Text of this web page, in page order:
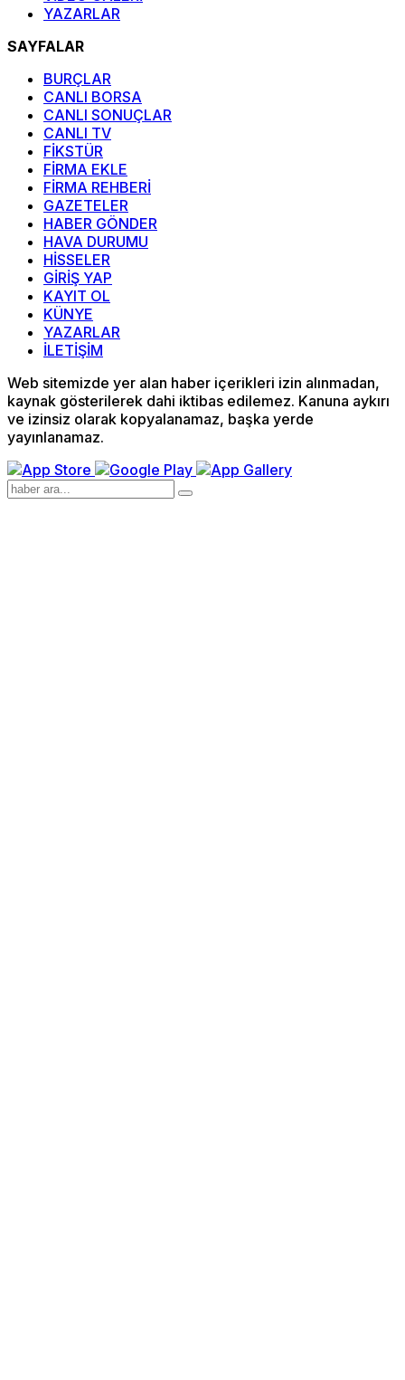
YAZARLAR
SAYFALAR
BURÇLAR
CANLI BORSA
CANLI SONUÇLAR
CANLI TV
FİKSTÜR
FİRMA EKLE
FİRMA REHBERİ
GAZETELER
HABER GÖNDER
HAVA DURUMU
HİSSELER
GİRİŞ YAP
KAYIT OL
KÜNYE
YAZARLAR
İLETİŞİM
Web sitemizde yer alan haber içerikleri izin alınmadan,
kaynak gösterilerek dahi iktibas edilemez. Kanuna aykırı
ve izinsiz olarak kopyalanamaz, başka yerde
yayınlanamaz.